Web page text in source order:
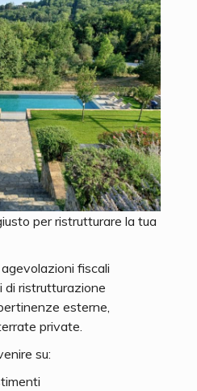
per ristrutturare la tua
fiscali
di ristrutturazione
esterne,
private.
su: